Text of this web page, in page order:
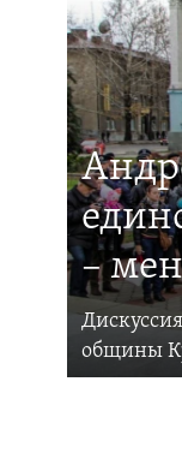
–
общины